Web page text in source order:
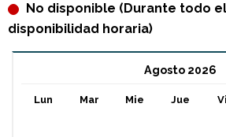
No disponible (Durante todo
disponibilidad horaria)
Agosto 2026
Lun Mar Mie Jue